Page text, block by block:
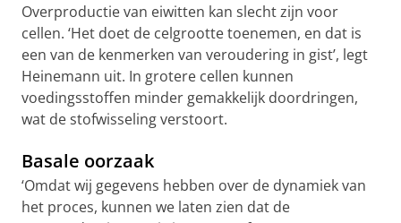
Overproductie van eiwitten kan slecht zijn voor
cellen. ‘Het doet de celgrootte toenemen, en dat is
een van de kenmerken van veroudering in gist’, legt
Heinemann uit. In grotere cellen kunnen
voedingsstoffen minder gemakkelijk doordringen,
wat de stofwisseling verstoort.
Basale oorzaak
‘Omdat wij gegevens hebben over de dynamiek van
het proces, kunnen we laten zien dat de